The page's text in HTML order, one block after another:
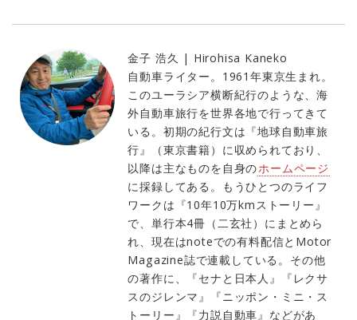
録です。当時の雰囲気をお楽しみく
の大地。そこに見たのは、細く長く
マであった。どこまで続く道なのだ
ろうか。もしかしたら、ヨーロッパ
まで……？ならば、東京の自宅から
ユーラシア大陸を陸路で横切り、は
るか大西洋に臨むことができる。自
ら運転する中古のカルディナで行く
「大陸横断」。2003年の夏に、クル
マによるユーラシア大陸横断を実現
させたのは、※本誌の連載企画“クル
マの「光」と「影」”の筆者であっ
た。（文：金子浩久／写真：田丸瑞
穂）※本連載は2003〜2004年まで
M...
金子 浩久 | Hirohisa Kaneko
自動車ライター。1961年東京生まれ。
このユーラシア横断紀行のような、海
外自動車旅行を世界各地で行ってきて
いる。初期の紀行文は『地球自動車旅
行』（東京書籍）に収められており、
以降は主なものを自身のホームページ
に採録してある。もうひとつのライフ
ワークは『10年10万kmストーリー』
で、単行本4冊（二玄社）にまとめら
れ、現在はnoteでの有料配信とMotor
Magazine誌で連載している。その他
の著作に、『セナと日本人』『レクサ
スのジレンマ』『ニッポン・ミニ・ス
トーリー』『力説自動車』などがあ